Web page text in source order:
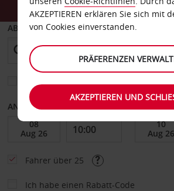
ABHOLEN VON
ANFANGSDATUM
Fahrer über 25
Ich habe einen Rabatt-Code
AKZEPTIEREN erklären Sie sich mit
von Cookies einverstanden.
PRÄFERENZEN
AKZEPTIEREN UND